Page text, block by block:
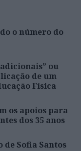
o número do
ou
de um
Física
os apoios para
dos 35 anos
de Sofia Santos